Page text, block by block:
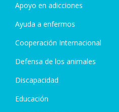
Apoyo en adicciones
Ayuda a enfermos
Cooperación Internacional
Defensa de los animales
Discapacidad
Educación